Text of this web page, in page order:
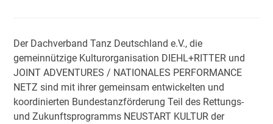
Der Dachverband Tanz Deutschland e.V., die
gemeinnützige Kulturorganisation DIEHL+RITTER und
JOINT ADVENTURES / NATIONALES PERFORMANCE
NETZ sind mit ihrer gemeinsam entwickelten und
koordinierten Bundestanzförderung Teil des Rettungs-
und Zukunftsprogramms NEUSTART KULTUR der